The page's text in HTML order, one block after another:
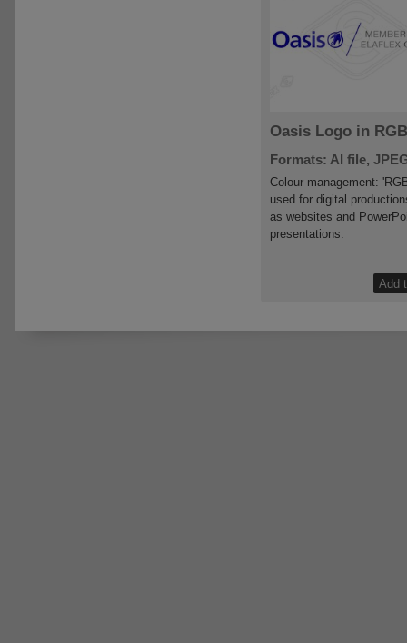
Oasis Logo in RGB
Formats: AI file,
Colour management:
used for digital
as websites and
presentations.